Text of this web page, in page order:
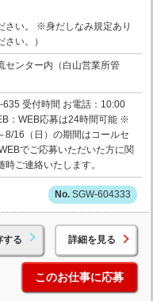
さい。 ※身だしなみ規定あり
い。）
センター内（白山営業所管
受付時間 お電話：10:00
：WEB応募は24時間可能 ※
8/16（日）の期間はコールセ
でご応募いただいた方に関
ご連絡いたします。
SGW-604333
する 詳細を見る
このお仕事に応募